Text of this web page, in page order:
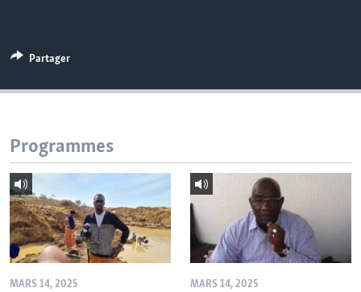
Partager
Programmes
MARS 14, 2025 MARS 14, 2025